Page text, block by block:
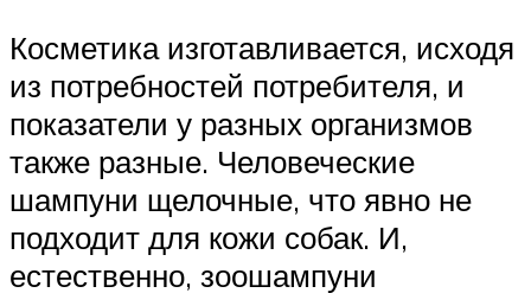
Косметика изготавливается, исходя
из потребностей потребителя, и
показатели у разных организмов
также разные. Человеческие
шампуни щелочные, что явно не
подходит для кожи собак. И,
естественно, зоошампуни